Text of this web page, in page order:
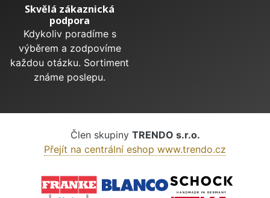
Skvělá zákaznická
podpora
Kdykoliv poradíme s
výběrem a zodpovíme
každou otázku. Sortiment
známe poslepu.
Člen skupiny TRENDO s.r.o.
Přejít na centrální eshop www.trendo.cz